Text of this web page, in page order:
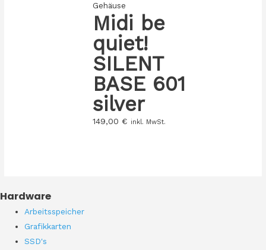
Gehäuse
Midi be
quiet!
SILENT
BASE 601
silver
149,00 € inkl. MwSt.
Hardware
Arbeitsspeicher
Grafikkarten
SSD's